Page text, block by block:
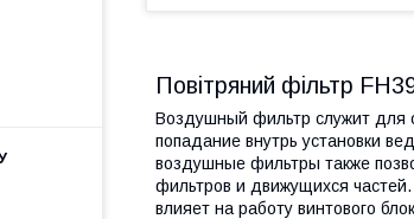
Повітряний фільтр
Воздушный фильтр служит для
попадание внутрь установки
воздушные фильтры также
фильтров и движущихся
влияет на работу винтового